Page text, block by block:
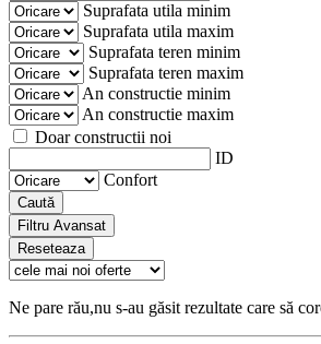
Suprafata utila minim
Suprafata utila maxim
Suprafata teren minim
Suprafata teren maxim
An constructie minim
An constructie maxim
Doar constructii noi
ID
Confort
Caută
Filtru Avansat
Reseteaza
Ne pare rău,nu s-au găsit rezultate care să